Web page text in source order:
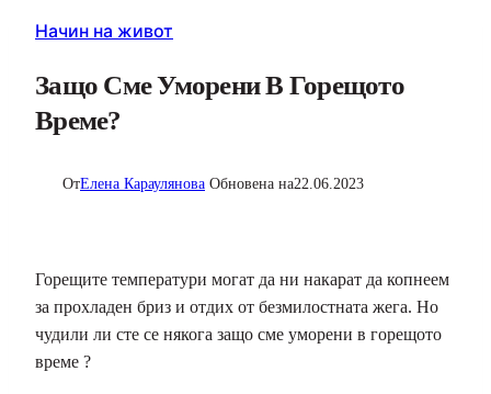
Начин на живот
Защо Сме Уморени В Горещото
Време?
ОтЕлена Караулянова Обновена на22.06.2023
Горещите температури могат да ни накарат да копнеем
за прохладен бриз и отдих от безмилостната жега. Но
чудили ли сте се някога защо сме уморени в горещото
време ?